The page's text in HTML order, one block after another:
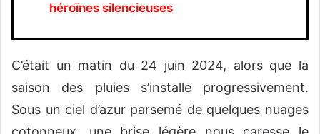
héroïnes silencieuses
C’était un matin du 24 juin 2024, alors que la
saison des pluies s’installe progressivement.
Sous un ciel d’azur parsemé de quelques nuages